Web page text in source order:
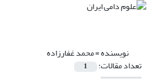
نویسنده =محمد غفارزاده
تعداد مقالات: 1